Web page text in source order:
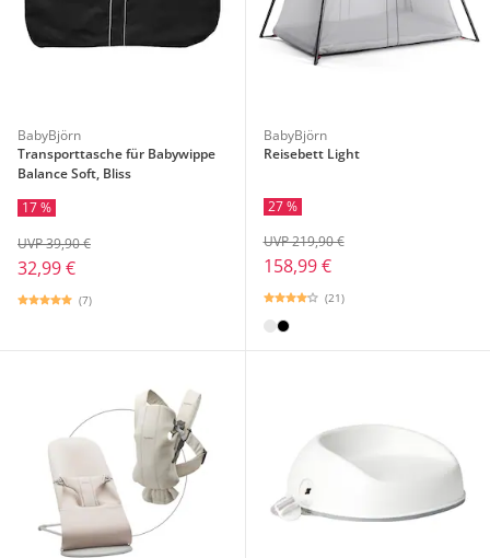
BabyBjörn
Transporttasche für Babywippe
Balance Soft, Bliss
17 %
32,99 €
UVP 39,90 €
(7)
BabyBjörn
Reisebett Light
27 %
158,99 €
UVP 219,90 €
(21)